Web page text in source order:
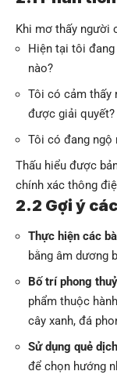
Khi mơ thấy người
Hiện tại tôi
nào?
Tôi có cảm thấy
được giải quyết?
Tôi có đang ngộ
Thấu hiểu được
chính xác thông
2.2 Gợi ý
Thực hiện các
bằng âm dương
Bố trí phong
phẩm thuộc
cây xanh, đá
Sử dụng quẻ
để chọn hướng